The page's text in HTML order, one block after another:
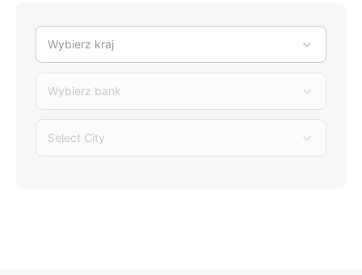
Wybierz kraj
Wybierz bank
Select City